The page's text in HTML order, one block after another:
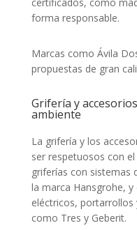
forma responsable.
Marcas como Ávila
propuestas de gran
Grifería y
ambiente
La grifería y los
ser respetuosos con
griferías con sistemas
la marca Hansgrohe,
eléctricos,
como Tres y Geberit.